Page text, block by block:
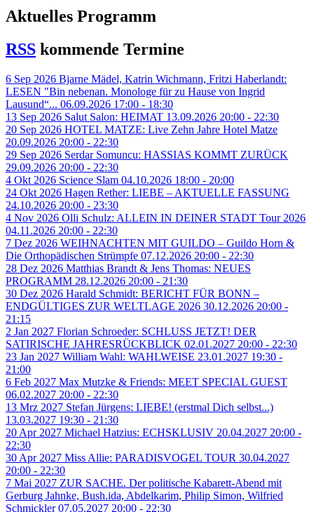
Aktuelles Programm
RSS kommende Termine
6 Sep 2026 Bjarne Mädel, Katrin Wichmann, Fritzi Haberlandt:
LESEN "Bin nebenan. Monologe für zu Hause von Ingrid
Lausund“... 06.09.2026 17:00 - 18:30
13 Sep 2026 Salut Salon: HEIMAT 13.09.2026 20:00 - 22:30
20 Sep 2026 HOTEL MATZE: Live Zehn Jahre Hotel Matze
20.09.2026 20:00 - 22:30
29 Sep 2026 Serdar Somuncu: HASSIAS KOMMT ZURÜCK
29.09.2026 20:00 - 22:30
4 Okt 2026 Science Slam 04.10.2026 18:00 - 20:00
24 Okt 2026 Hagen Rether: LIEBE – AKTUELLE FASSUNG
24.10.2026 20:00 - 23:30
4 Nov 2026 Olli Schulz: ALLEIN IN DEINER STADT Tour 2026
04.11.2026 20:00 - 22:30
7 Dez 2026 WEIHNACHTEN MIT GUILDO – Guildo Horn &
Die Orthopädischen Strümpfe 07.12.2026 20:00 - 22:30
28 Dez 2026 Matthias Brandt & Jens Thomas: NEUES
PROGRAMM 28.12.2026 20:00 - 21:30
30 Dez 2026 Harald Schmidt: BERICHT FÜR BONN –
ENDGÜLTIGES ZUR WELTLAGE 2026 30.12.2026 20:00 -
21:15
2 Jan 2027 Florian Schroeder: SCHLUSS JETZT! DER
SATIRISCHE JAHRESRÜCKBLICK 02.01.2027 20:00 - 22:30
23 Jan 2027 William Wahl: WAHLWEISE 23.01.2027 19:30 -
21:00
6 Feb 2027 Max Mutzke & Friends: MEET SPECIAL GUEST
06.02.2027 20:00 - 22:30
13 Mrz 2027 Stefan Jürgens: LIEBE! (erstmal Dich selbst...)
13.03.2027 19:30 - 21:30
20 Apr 2027 Michael Hatzius: ECHSKLUSIV 20.04.2027 20:00 -
22:30
30 Apr 2027 Miss Allie: PARADISVOGEL TOUR 30.04.2027
20:00 - 22:30
7 Mai 2027 ZUR SACHE. Der politische Kabarett-Abend mit
Gerburg Jahnke, Bush.ida, Abdelkarim, Philip Simon, Wilfried
Schmickler 07.05.2027 20:00 - 22:30